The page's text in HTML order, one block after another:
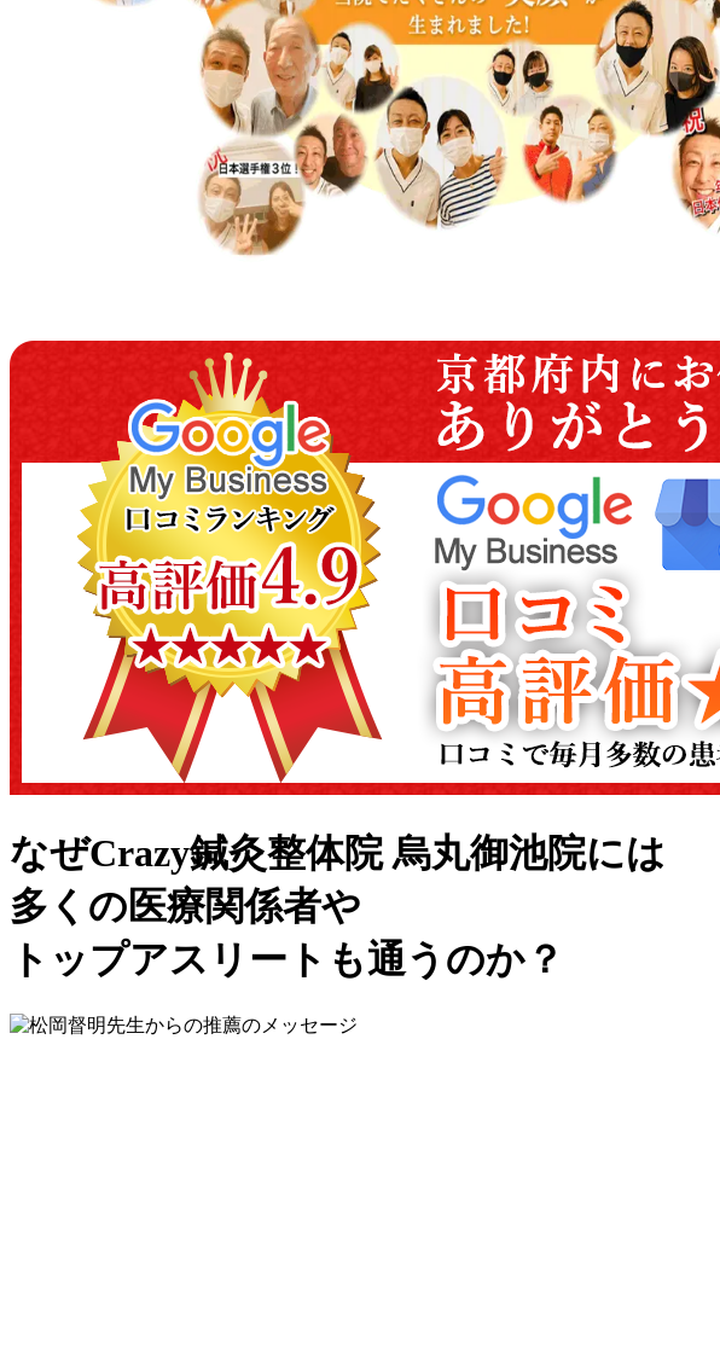
なぜCrazy鍼灸整体院 烏丸御池院には
多くの医療関係者や
トップアスリート も通うのか？